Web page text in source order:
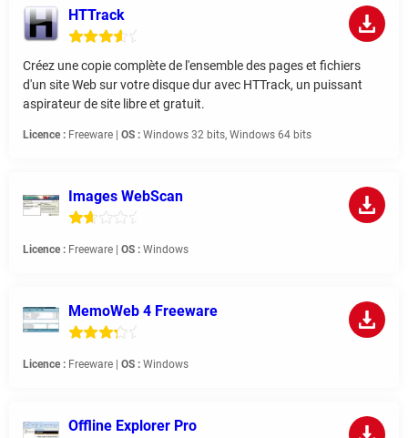
HTTrack
Créez une copie complète de l'ensemble des pages et fichiers
d'un site Web sur votre disque dur avec HTTrack, un puissant
aspirateur de site libre et gratuit.
Licence : Freeware | OS : Windows 32 bits, Windows 64 bits
Images WebScan
Licence : Freeware | OS : Windows
MemoWeb 4 Freeware
Licence : Freeware | OS : Windows
Offline Explorer Pro